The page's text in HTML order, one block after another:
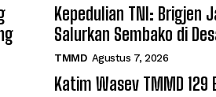
Kepedulian TNI: Brigjen
Salurkan Sembako di
TMMD Agustus 7, 2026
Katim Wasev TMMD 129